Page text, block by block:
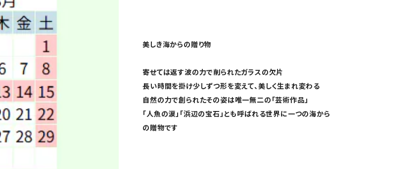
美しき海からの贈り物
寄せては返す波の力で削られたガラスの欠片
長い時間を掛け少しずつ形を変えて、美しく生まれ変わる
自然の力で創られたその姿は唯一無二の「芸術作品」
「人魚の涙」「浜辺の宝石」とも呼ばれる世界に一つの海から
の贈物です